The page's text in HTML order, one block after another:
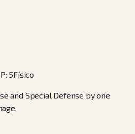
: 5Físico
and Special Defense by one